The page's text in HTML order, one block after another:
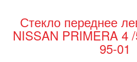
Стекло переднее
NISSAN PRIMERA 4
95-01